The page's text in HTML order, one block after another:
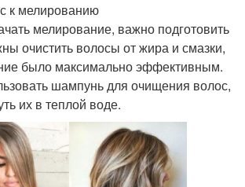
Томатная маска
маски
Кефирно-творожная
маска
к мелированию
мелирование, важно подготовить
очистить волосы от жира и смазки,
было максимально эффективным.
шампунь для очищения волос,
их в теплой воде.